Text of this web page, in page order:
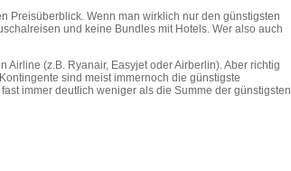
Preisüberblick. Wenn man wirklich nur den günstigsten
und keine Bundles mit Hotels. Wer also auch
(z.B. Ryanair, Easyjet oder Airberlin). Aber richtig
sind meist immernoch die günstigste
immer deutlich weniger als die Summe der günstigsten